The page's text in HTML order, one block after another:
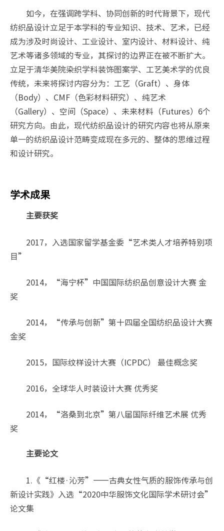
如今，在强调跨学科、协同创新的时代背景下，现代
纺织品设计立足于本学科的专业知识、技术、艺术，已经
成为涉及时尚设计、工业设计、室内设计、材料设计、纯
艺术等诸多领域的专业，其探讨的边界正在被不断扩大。
立足于清华美院染织学科装饰图案学、工艺美术学的优良
传统，未来将探讨内容分为：工艺（Graft）、身体
（Body）、CMF（色彩材料研究）、纯艺术
（Gallery）、空间（Space）、未来材料（Futures）6个
研究方向。由此，现代纺织品设计的研究内容也将从原来
单一的纺织品设计范畴变成现在多元的、整体的思维过程
和设计研究。
学术成果
主要获奖
2017，入选国家留学基金委“艺术类人才培养特别项
目”
2014，“海宁杯”中国国际纺织品创意设计大赛 金
奖
2014，“传承与创新”第十四届全国纺织品设计大赛
金奖
2015，国际纹样设计大赛（ICPDC） 最佳概念奖
2016，全球华人时装设计大赛 优秀奖
2014，“洛桑到北京”第八届国际纤维艺术展 优秀
奖
主要论文
1.《“红楼·沁芳”——古典女性气质的服饰传承与创
新设计实践》入选“2020中华服饰文化国际学术研讨会”
论文集